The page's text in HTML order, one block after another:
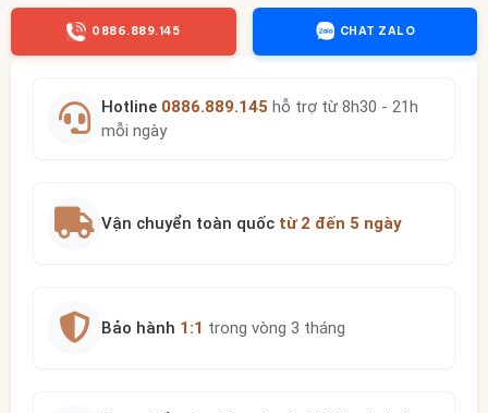
0886.889.145 CHAT ZALO
Hotline 0886.889.145 hỗ trợ từ 8h30 - 21h
mỗi ngày
Vận chuyển toàn quốc từ 2 đến 5 ngày
Bảo hành 1:1 trong vòng 3 tháng